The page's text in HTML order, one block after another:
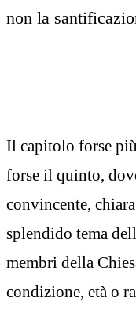
non la
Il capitolo forse
forse il quinto,
convincente,
splendido tema
membri della
condizione, età o